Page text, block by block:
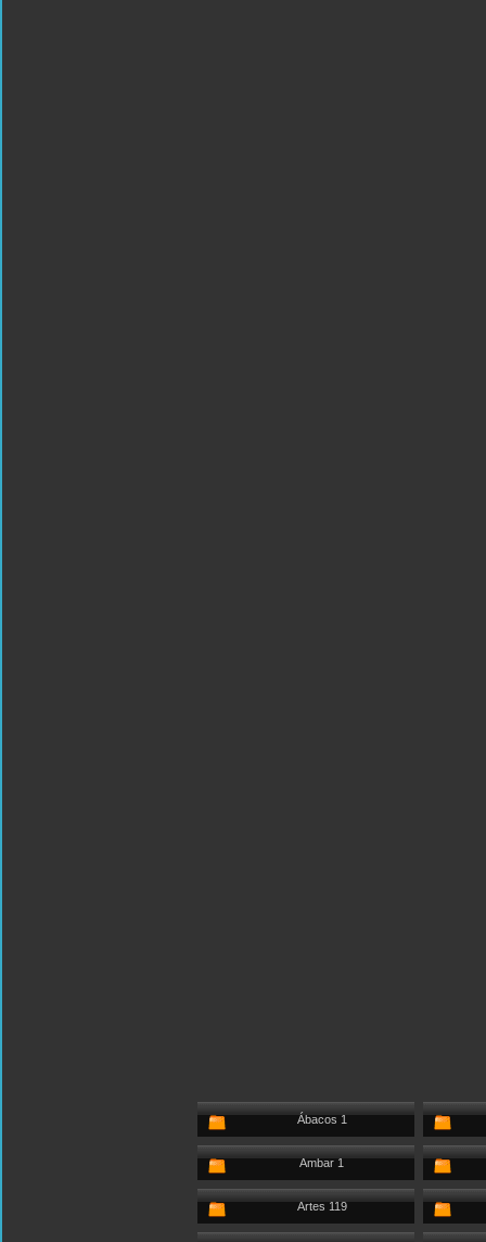
Ábacos 1
Ambar 1
Artes 119